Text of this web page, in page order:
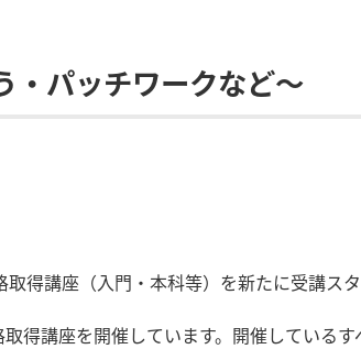
パッチワークなど～
得講座（入門・本科等）を新たに受講ス
得講座を開催しています。開催しているす